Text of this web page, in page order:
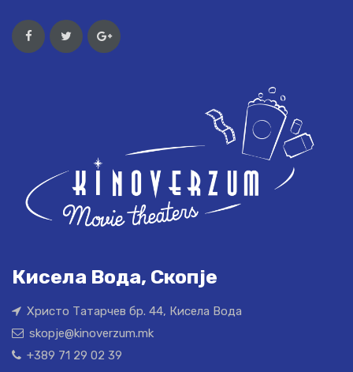
Кисела Вода, Скопје
Христо Татарчев бр. 44, Кисела Вода
skopje@kinoverzum.mk
+389 71 29 02 39